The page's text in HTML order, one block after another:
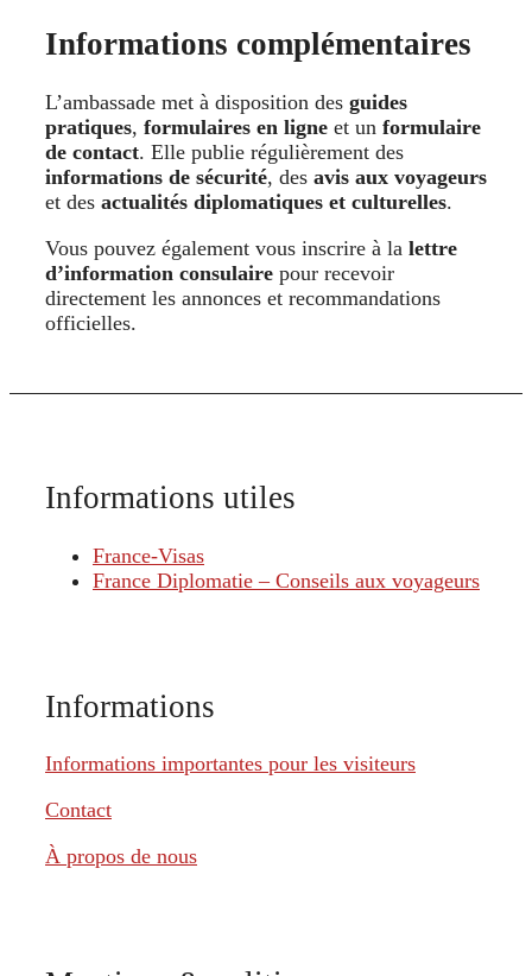
Informations complémentaires
L’ambassade met à disposition des guides
pratiques, formulaires en ligne et un formulaire
de contact. Elle publie régulièrement des
informations de sécurité, des avis aux voyageurs
et des actualités diplomatiques et culturelles.
Vous pouvez également vous inscrire à la lettre
d’information consulaire pour recevoir
directement les annonces et recommandations
officielles.
Informations utiles
France-Visas
France Diplomatie – Conseils aux voyageurs
Informations
Informations importantes pour les visiteurs
Contact
À propos de nous